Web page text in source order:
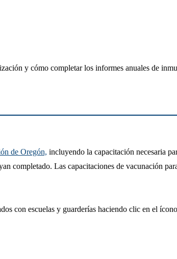
y cómo completar los informes anuales de
de Oregón, incluyendo la capacitación necesaria
completado. Las capacitaciones de vacunación
con escuelas y guarderías haciendo clic en el